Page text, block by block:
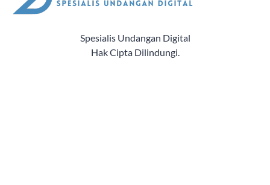
Spesialis Undangan Digital
Hak Cipta Dilindungi.